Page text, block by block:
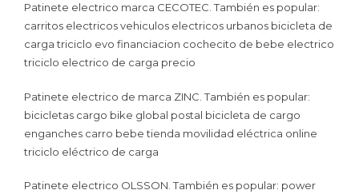
Patinete electrico marca CECOTEC. También es popular:
carritos electricos vehiculos electricos urbanos bicicleta de
carga triciclo evo financiacion cochecito de bebe electrico
triciclo electrico de carga precio
Patinete electrico de marca ZINC. También es popular:
bicicletas cargo bike global postal bicicleta de cargo
enganches carro bebe tienda movilidad eléctrica online
triciclo eléctrico de carga
Patinete electrico OLSSON. También es popular: power